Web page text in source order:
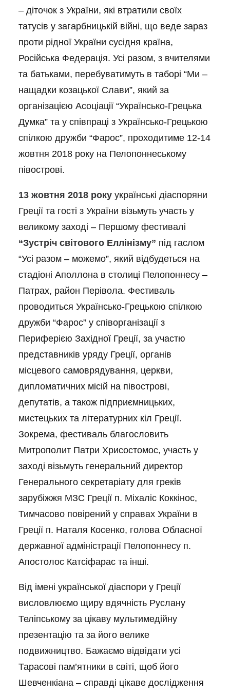
– діточок з України, які втратили своїх
татусів у загарбницькій війні, що веде зараз
проти рідної України сусідня країна,
Російська Федерація. Усі разом, з вчителями
та батьками, перебуватимуть в таборі “Ми –
нащадки козацької Слави”, який за
організацією Асоціації “Українсько-Грецька
Думка” та у співпраці з Українсько-Грецькою
спілкою дружби “Фарос”, проходитиме 12-14
жовтня 2018 року на Пелопоннеському
півострові.
13 жовтня 2018 року українські діаспоряни
Греції та гості з України візьмуть участь у
великому заході – Першому фестивалі
“Зустріч світового Еллінізму” під гаслом
“Усі разом – можемо”, який відбудеться на
стадіоні Аполлона в столиці Пелопоннесу –
Патрах, район Перівола. Фестиваль
проводиться Українсько-Грецькою спілкою
дружби “Фарос” у співорганізації з
Периферією Західної Греції, за участю
представників уряду Греції, органів
місцевого самоврядування, церкви,
дипломатичних місій на півострові,
депутатів, а також підприємницьких,
мистецьких та літературних кіл Греції.
Зокрема, фестиваль благословить
Митрополит Патри Хрисостомос, участь у
заході візьмуть генеральний директор
Генерального секретаріату для греків
зарубіжжя МЗС Греції п. Міхаліс Коккінос,
Тимчасово повірений у справах України в
Греції п. Наталя Косенко, голова Обласної
державної адміністрації Пелопоннесу п.
Апостолос Катсіфарас та інші.
Від імені української діаспори у Греції
висловлюємо щиру вдячність Руслану
Теліпському за цікаву мультимедійну
презентацію та за його велике
подвижництво. Бажаємо відвідати усі
Тарасові пам’ятники в світі, щоб його
Шевченкіана – справді цікаве дослідження